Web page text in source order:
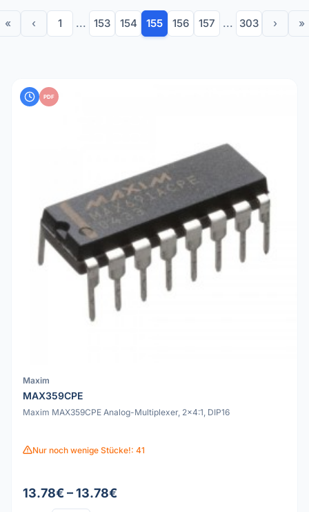
« ‹ 1 ... 153 154 155 156 157 ... 303 › »
PDF
Maxim
MAX359CPE
Maxim MAX359CPE Analog-Multiplexer, 2x4:1, DIP16
Nur noch wenige Stücke!: 41
13.78€ – 13.78€